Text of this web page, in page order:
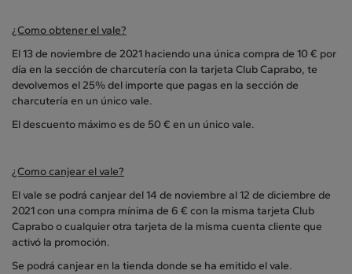
¿Como obtener el vale?
El 13 de noviembre de 2021 haciendo una única compra de 10 € por
día en la sección de charcutería con la tarjeta Club Caprabo, te
devolvemos el 25% del importe que pagas en la sección de
charcutería en un único vale.
El descuento máximo es de 50 € en un único vale.
¿Como canjear el vale?
El vale se podrá canjear del 14 de noviembre al 12 de diciembre de
2021 con una compra mínima de 6 € con la misma tarjeta Club
Caprabo o cualquier otra tarjeta de la misma cuenta cliente que
activó la promoción.
Se podrá canjear en la tienda donde se ha emitido el vale.